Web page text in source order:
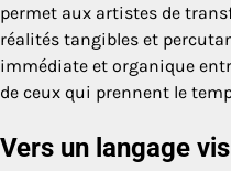
permet aux artistes de
réalités tangibles et
immédiate et organique
de ceux qui prennent le
Vers un langage